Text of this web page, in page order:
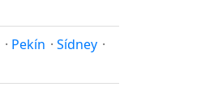
· Pekín · Sídney ·